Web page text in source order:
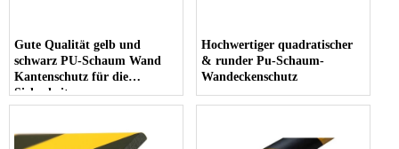
Gute Qualität gelb und
schwarz PU-Schaum Wand
Kantenschutz für die
Sicherheit
Hochwertiger quadratischer
& runder Pu-Schaum-
Wandeckenschutz